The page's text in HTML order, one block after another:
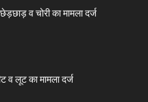
व चोरी का मामला दर्ज
व लूट का मामला दर्ज